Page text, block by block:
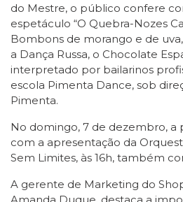
do Mestre, o público confere
espetáculo “O Quebra-Nozes
Bombons de morango e de
a Dança Russa, o Chocolate
interpretado por bailarinos
escola Pimenta Dance, sob
Pimenta.
No domingo, 7 de dezembro, a
com a apresentação da
Sem Limites, às 16h, também
A gerente de Marketing do